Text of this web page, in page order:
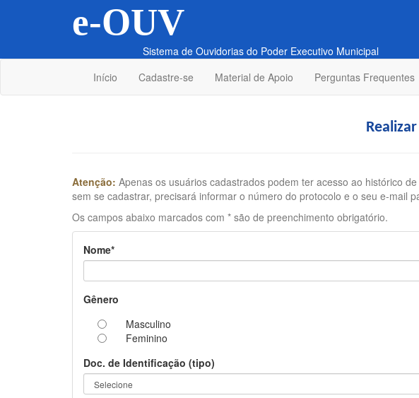
e-OUV
Sistema de Ouvidorias do Poder Executivo Municipal
Início
Cadastre-se Material de Apoio Perguntas Frequentes
Atenção: Apenas os usuários cadastrados podem ter acesso ao histórico
sem se cadastrar, precisará informar o número do protocolo e o seu e-mail
Os campos abaixo marcados com * são de preenchimento obrigatório.
Nome*
Gênero
Masculino
Feminino
Doc. de Identificação (tipo)